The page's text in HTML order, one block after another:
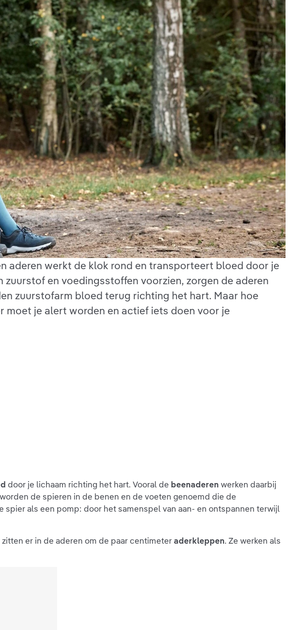
aderen werkt de klok rond en transporteert bloed door je
en voedingsstoffen voorzien, zorgen de aderen
zuurstofarm bloed terug richting het hart. Maar hoe
moet je alert worden en actief iets doen voor je
door je lichaam richting het hart. Vooral de beenaderen werken daarbij
de spieren in de benen en de voeten genoemd die de
als een pomp: door het samenspel van aan- en ontspannen terwijl
er in de aderen om de paar centimeteraderkleppen. Ze werken als